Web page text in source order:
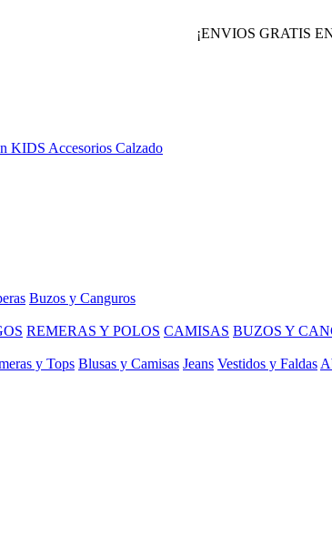
¡ENVIOS GRATIS
KIDS Accesorios Calzado
Buzos y Canguros
REMERAS Y POLOS CAMISAS BUZOS Y
y Tops Blusas y Camisas Jeans Vestidos y Faldas